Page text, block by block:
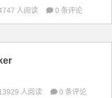
人阅读 0 条评论
人阅读 0 条评论